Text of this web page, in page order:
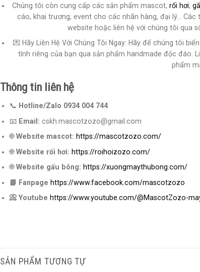
Chúng tôi còn cung cấp các sản phẩm mascot, rối hơi,
cáo, khai trương, event cho các nhãn hàng, đại lý…
website hoặc liên hệ với chúng tôi qua
💌 Hãy Liên Hệ Với Chúng Tôi Ngay: Hãy để chúng tôi
tính riêng của bạn qua sản phẩm handmade độc đáo.
phẩm
Thông tin liên hệ
📞 Hotline/Zalo 0934 004 744
📧 Email: cskh.mascotzozo@gmail.com
🌐Website mascot: https://mascotzozo.com/
🌐Website rối hơi: https://roihoizozo.com/
🌐Website gấu bông: https://xuongmaythubong.com/
📘 Fanpage https://www.facebook.com/mascotzozo
📀 Youtube https://www.youtube.com/@MascotZozo-
SẢN PHẨM TƯƠNG TỰ